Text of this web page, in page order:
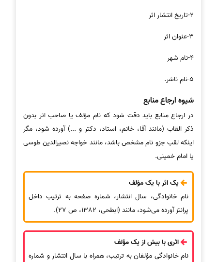
2-تاریخ انتشار اثر
3-عنوان اثر
4-نام شهر
5-نام ناشر.
شیوه ارجاع منابع
در ارجاع منابع باید دقت شود که نام مؤلف یا صاحب اثر بدون
ذکر القاب (مانند آقا، خانم، استاد، دکتر و ...) آورده شود، مگر
اینکه لقب جزو نام مشخص باشد، مانند خواجه نصیرالدین طوسی
یا امام خمینی.
یک اثر با یک مؤلف
نام خانوادگی، سال انتشار، شماره صفحه به ترتیب داخل
پرانتز آورده می‌شود، مانند (ابطحی، 1382، ص 27).
اثری با بیش از یک مؤلف
نام خانوادگی مؤلفان به ترتیب، همراه با سال انتشار و شماره